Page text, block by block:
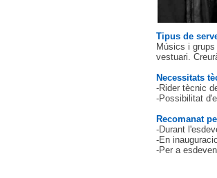
Tipus de
Músics i
vestuari.
Necessitats
-Rider tècnic
-Possibilitat
Recomanat
-Durant
-En
-Per a